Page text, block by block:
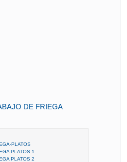
DE FRIEGA
PLATOS
PLATOS 1
PLATOS 2